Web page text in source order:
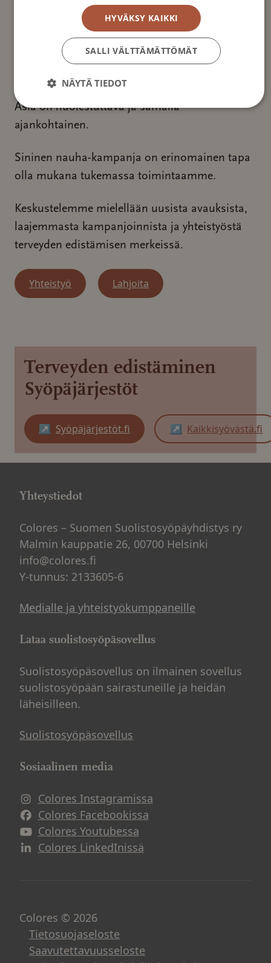
ilmaantuvuus on kasvanut ja lisännyt
havaittujen tapausten määrää merkittävästi,
koska seulonnalla löydetään esiasteita ja
kuitenkaan pääse seulontaan ja aihe on arka.
Asia on huolestuttava ja samalla
ajankohtainen.
Sininen nauha-kampanja on erinomainen tapa
olla mukana tukemassa toimintaamme.
Keskustelemme mielellään uusista avauksista,
laajemmasta kampanjoinnista ja yhteistyöstä
terveyden edistämisen merkeissä.
Yhteistyö Lahjoita
Terveyden edistäminen
Syöpäjärjestöt
Sivu avautuu uudessa ikkunassa
↗ Syöpäjärjestöt.fi Sivu avautuu
↗ Kaikkisyövästä.fi
Yhteystiedot
Colores – Suomen Suolistosyöpäyhdistys ry
Malmin kauppatie 26, 00700 Helsinki
info@colores.fi
Y-tunnus: 2133605-6
Medialle ja yhteistyökumppaneille
Lataa suolistosyöpäsovellus
Suolistosyöpäsovellus on ilmainen sovellus
suolistosyöpään sairastuneille ja heidän
läheisilleen.
Suolistosyöpäsovellus
Sosiaalinen media
Colores Instagramissa
Avautuu uuteen ikkunaan
Colores Facebookissa
Avautuu uuteen ikkunaan
Colores Youtubessa
Avautuu uuteen ikkunaan
Colores LinkedInissä
Avautuu uuteen ikkunaan
Colores © 2026
Tietosuojaseloste
Saavutettavuusseloste
HYVÄKSY KAIKKI
SALLI VÄLTTÄMÄTTÖMÄT
NÄYTÄ TIEDOT